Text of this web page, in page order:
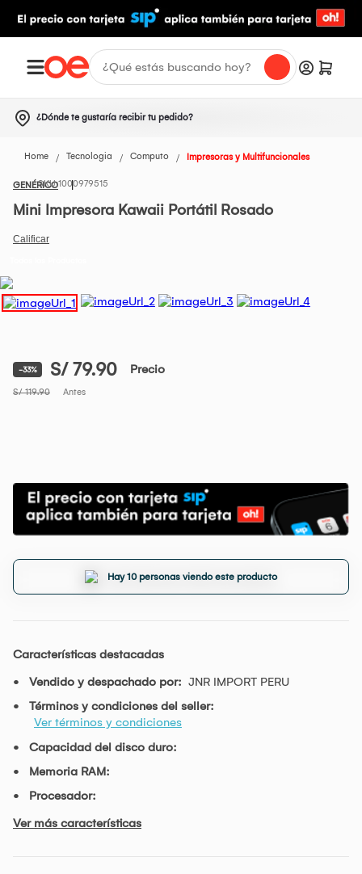
¿Dónde te gustaría recibir tu pedido?
Home Tecnologia Computo Impresoras y Multifuncionales
GENÉRICO1000979515
Mini Impresora Kawaii Portátil Rosado
-33% S/ 79.90 Precio
S/ 119.90 Antes
Hay 10 personas viendo este producto
Características destacadas
Vendido y despachado por: JNR IMPORT PERU
Términos y condiciones del seller:
Ver términos y condiciones
Capacidad del disco duro:
Memoria RAM:
Procesador:
Ver más características